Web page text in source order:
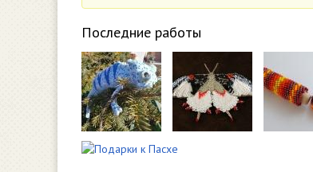
Последние работы